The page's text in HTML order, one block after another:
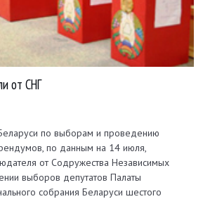
от СНГ
по выборам и проведению
по данным на 14 июля,
от Содружества Независимых
выборов депутатов Палаты
собрания Беларуси шестого